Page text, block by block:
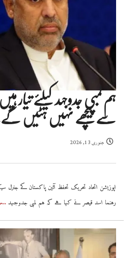
ہم لمبی جدوجہد کیلئے تیار
سے پیچھے نہیں ہٹیں گے،
جنوری 13, 2026
اپوزیشن اتحاد تحریک تحفظ آئین پاکستان کے جنرل
رہنما اسد قیصر نے کہا ہے کہ ہم لمبی جدوجہد